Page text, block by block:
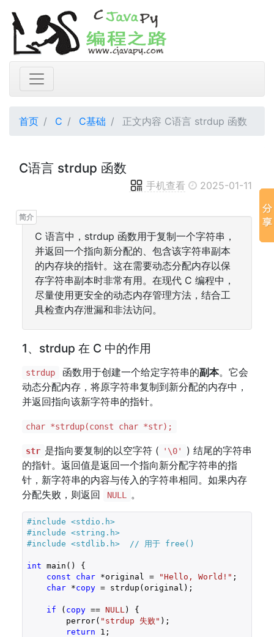
首页 C C基础 正文内容 C语言 strdup 函数
C语言 strdup 函数
手机查看 2025-01-11
C 语言中，strdup 函数用于复制一个字符串，
并返回一个指向新分配的、包含该字符串副本
的内存块的指针。这在需要动态分配内存以保
存字符串副本时非常有用。在现代 C 编程中，
尽量使用更安全的动态内存管理方法，结合工
具检查内存泄漏和非法访问。
1、strdup 在 C 中的作用
strdup 函数用于创建一个给定字符串的副本。它会
动态分配内存，将原字符串复制到新分配的内存中，
并返回指向该新字符串的指针。
char *strdup(const char *str);
str 是指向要复制的以空字符 ( '\0'
) 结尾的字符串
的指针。返回值是返回一个指向新分配字符串的指
针，新字符串的内容与传入的字符串相同。如果内存
分配失败，则返回
NULL 。
#include <stdio.h>
#include <string.h>
#include <stdlib.h>
  // 用于 free()
int main() {
const
char *original = "Hello, World!" ;
char *copy = strdup(original);
if ( copy == NULL ) {
        perror(
"strdup 失败" );
return
1 ;